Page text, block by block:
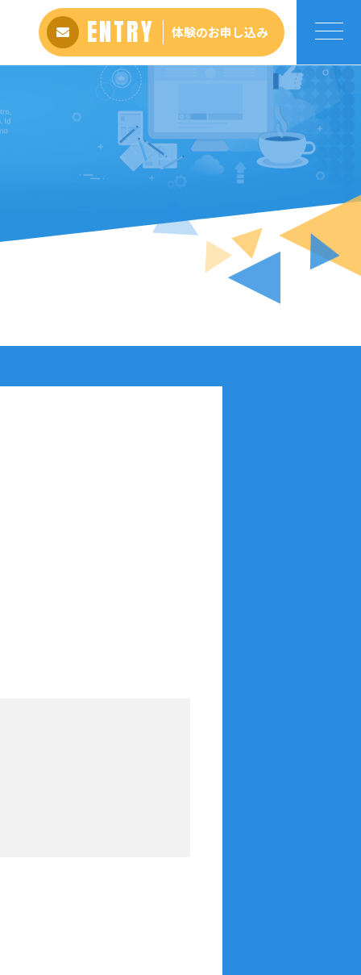
ENTRY 体験のお申し込み